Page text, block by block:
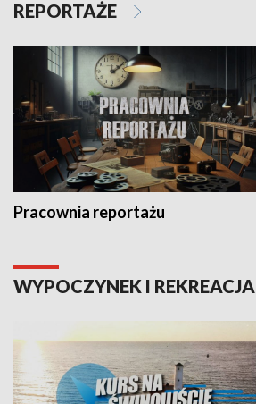
REPORTAŻE
Pracownia reportażu
WYPOCZYNEK I REKREACJA